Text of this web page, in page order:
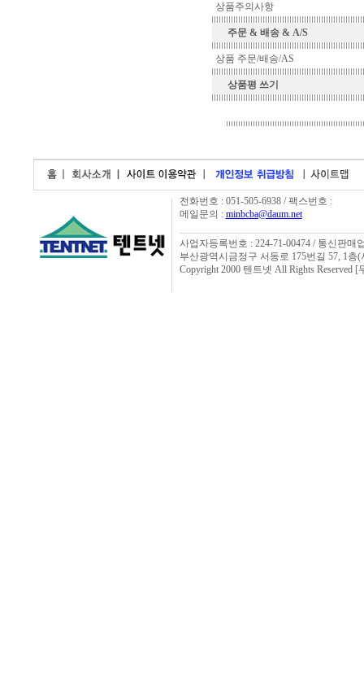
상품주의사항
주문 & 배송 & A/S
상품 주문/배송/AS
상품평 쓰기
전화번호 : 051-505-6938 / 팩스번호 :
메일문의 : minbcba@daum.net
사업자등록번호 : 224-71-00474 / 통신판매
부산광역시금정구 서동로 175번길 57, 1
Copyright 2000 텐트넷 All Rights Reserved